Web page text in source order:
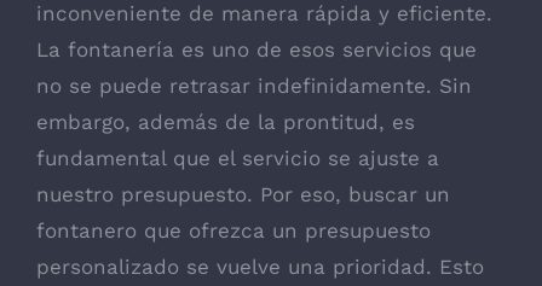
inconveniente de manera rápida y eficiente.
La fontanería es uno de esos servicios que
no se puede retrasar indefinidamente. Sin
embargo, además de la prontitud, es
fundamental que el servicio se ajuste a
nuestro presupuesto. Por eso, buscar un
fontanero que ofrezca un presupuesto
personalizado se vuelve una prioridad. Esto